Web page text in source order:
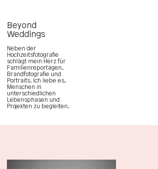
Beyond
Weddings
Neben der
Hochzeitsfotografie
schlägt mein Herz für
Familienreportagen,
Brandfotografie und
Portraits. Ich liebe es,
Menschen in
unterschiedlichen
Lebensphasen und
Projekten zu begleiten.